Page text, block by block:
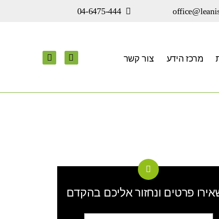
04-6475-444
מרכז הידע צור קשר
פרטים ונחזור אליכם בהקדם